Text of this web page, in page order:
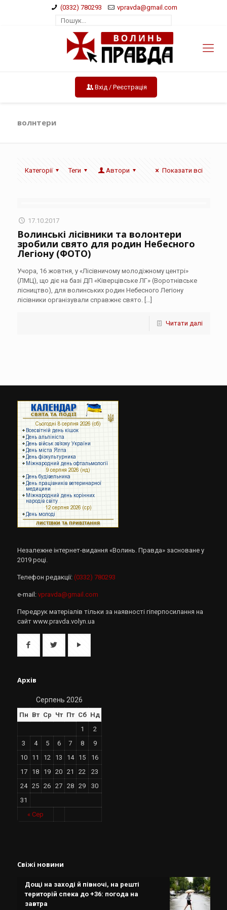
(0332) 780293 vpravda@gmail.com
Вхід / Реєстрація
волнтери
Категорії Теги Автори Показати всі
17.10.2017
Волинські лісівники та волонтери
зробили свято для родин Небесного
Легіону (ФОТО)
Учора, 16 жовтня, у «Лісівничому молодіжному центрі»
(ЛМЦ), що діє на базі ДП «Ківерцівське ЛГ» (Воротнівське
лісництво), для волинських родин Небесного Легіону
лісівники організували справжнє свято.[…]
Читати далі
Незалежне інтернет-видання «Волинь. Правда» засноване у
2019 році.
Телефон редакції: (0332) 780293
e-mail: vpravda@gmail.com
Передрук матеріалів тільки за наявності гіперпосилання на
сайт www.pravda.volyn.ua
Архів
Серпень 2026
Пн Вт Ср Чт Пт Сб Нд
« Сер
1
2
3
4 5 6 7 8
9
10
11 12 13 14 15
16
17
18 19 20 21 22
23
24
25 26 27 28 29
30
31
Свіжі новини
Дощі на заході й півночі, на решті
територій спека до +36: погода на
завтра